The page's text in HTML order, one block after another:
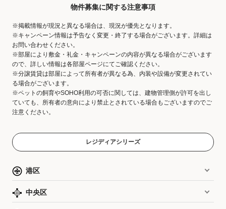
物件募集に関する注意事項
※掲載情報が現況と異なる場合は、現況が優先となります。
※キャンペーン情報は予告なく変更・終了する場合がございます。詳細は
お問い合わせください。
※部屋により敷金・礼金・キャンペーンの内容が異なる場合がございます
ので、詳しい情報は各部屋ページにてご確認ください。
※分譲賃貸は部屋によって所有者が異なる為、内装や設備が変更されてい
る場合がございます。
※ペットの飼育やSOHO利用の可否に関しては、建物管理側が許可を出し
ていても、所有者の意向により禁止とされている場合もございますのでご
注意ください。
レジディアシリーズ
港区
中央区